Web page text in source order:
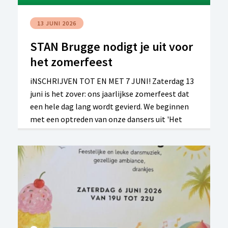
13 JUNI 2026
STAN Brugge nodigt je uit voor
het zomerfeest
iNSCHRIJVEN TOT EN MET 7 JUNI! Zaterdag 13
juni is het zover: ons jaarlijkse zomerfeest dat
een hele dag lang wordt gevierd. We beginnen
met een optreden van onze dansers uit 'Het
Spaanse barbecue. En dan gaan we zelf dansen,
natuurlijk! DJ Peter is er helemaal klaar voor.